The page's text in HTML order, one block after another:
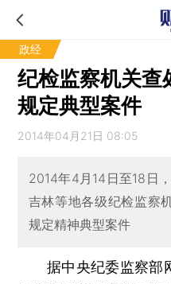
政经
纪检监察机关
规定典型案件
2014年04月21日 08:05
2014年4月14日至18日
吉林等地各级纪检监察
规定精神典型案件
据中央纪委监察部